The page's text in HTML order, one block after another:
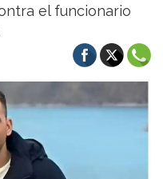
el funcionario